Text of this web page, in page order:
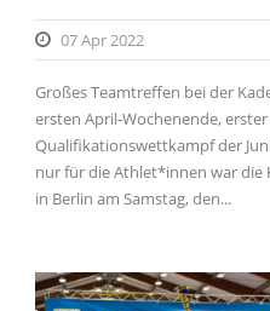
07 Apr 2022
Großes Teamtreffen bei der
ersten April-Wochenende, erster
Qualifikationswettkampf der
nur für die Athlet*innen war die
in Berlin am Samstag, den...